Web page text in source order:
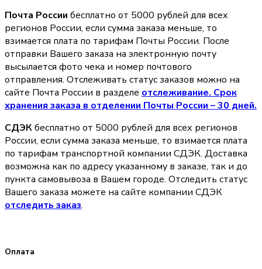
Почта России бесплатно от 5000 рублей для всех
регионов России, если сумма заказа меньше, то
взимается плата по тарифам Почты России. После
отправки Вашего заказа на электронную почту
высылается фото чека и номер почтового
отправления. Отслеживать статус заказов можно на
сайте Почта России в разделе oтслеживание. Срок
хранения заказа в отделении Почты России – 30 дней.
СДЭКбесплатно от 5000 рублей для всех регионов
России, если сумма заказа меньше, то взимается плата
по тарифам транспортной компании СДЭК. Доставка
возможна как по адресу указанному в заказе, так и до
пункта самовывоза в Вашем городе. Отследить статус
Вашего заказа можете на сайте компании СДЭК
отследить заказ.
Оплата